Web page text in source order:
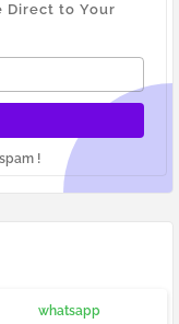
Direct to Your
!
whatsapp